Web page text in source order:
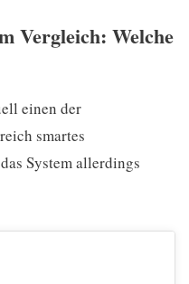
Vergleich: Welche
einen der
smartes
System allerdings